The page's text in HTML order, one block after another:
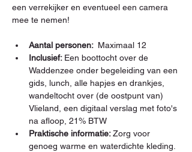
een verrekijker en eventueel een camera
mee te nemen!
Aantal personen: Maximaal 12
Inclusief: Een boottocht over de
Waddenzee onder begeleiding van een
gids, lunch, alle hapjes en drankjes,
wandeltocht over (de oostpunt van)
Vlieland, een digitaal verslag met foto's
na afloop, 21% BTW
Praktische informatie: Zorg voor
genoeg warme en waterdichte kleding.